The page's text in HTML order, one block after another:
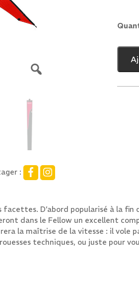
:
Fellow
D’abord popularisé à la fin
dans le Fellow un excellent
la maîtrise de la vitesse : il
techniques, ou juste pour